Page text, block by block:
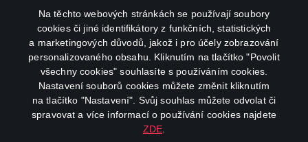
Na těchto webových stránkách se používají soubory
cookies či jiné identifikátory z funkčních, statistických
a marketingových důvodů, jakož i pro účely zobrazování
personalizovaného obsahu. Kliknutím na tlačítko "Povolit
všechny cookies" souhlasíte s používáním cookies.
Nastavení souborů cookies můžete změnit kliknutím
na tlačítko "Nastavení". Svůj souhlas můžete odvolat či
spravovat a více informací o používání cookies najdete
ZDE
facebookinstagram
youtube